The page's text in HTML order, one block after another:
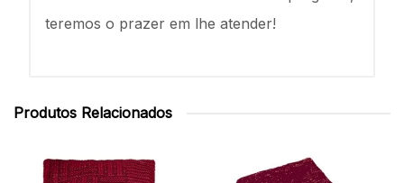
teremos o prazer em lhe atender!
Produtos Relacionados